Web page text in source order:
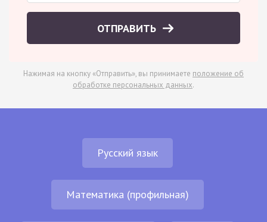
ОТПРАВИТЬ
Нажимая на кнопку «Отправить», вы принимаете положение об
обработке персональных данных.
Русский язык
Математика (профильная)